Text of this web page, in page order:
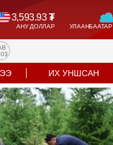
3,593.93₮
АНУ ДОЛЛАР
ИХ УНШСАН